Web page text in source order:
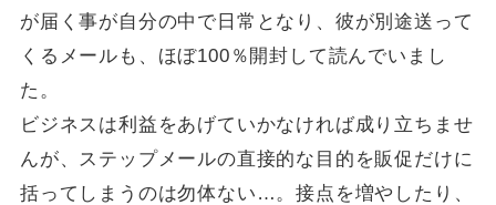
が届く事が自分の中で日常となり、彼が別途送って
くるメールも、ほぼ100％開封して読んでいまし
た。
ビジネスは利益をあげていかなければ成り立ちませ
んが、ステップメールの直接的な目的を販促だけに
括ってしまうのは勿体ない…。接点を増やしたり、